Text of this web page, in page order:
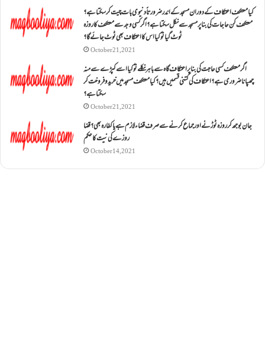
کیا معتکف اعتکاف کے دوران مسجد کے اندر ضرورتاً دنیوی بات چیت کر سکتا ہے؟
معتکف کن حاجات کی بنا پر مسجد سے نکل سکتا ہے؟ اگر کسی وجہ سے معتکف کا روزہ
ٹوٹ گیا تو کیا اس کا اعتکاف بھی ٹوٹ جائے گا؟
October 21, 2021
اگر معتکف کسی حاجت کی بنا پر اعتکاف گاہ سے باہر نکلے تو کیا اسے کپڑے سے منہ
چھپانا ضروری ہے؟اعتکاف کی کتنی قسمیں ہیں؟کیا معتکف مسجد میں خرید و فروخت کر
سکتا ہے؟
October 21, 2021
جان بوجھ کر روزہ ٹوڑنے اور جماع کرنے سے صرف قضاء لازم ہے یا کفارہ بھی؟ قضا
روزے کی نیت کا حکم
October 14, 2021